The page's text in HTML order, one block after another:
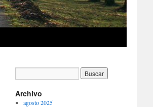
Archivo
agosto 2025